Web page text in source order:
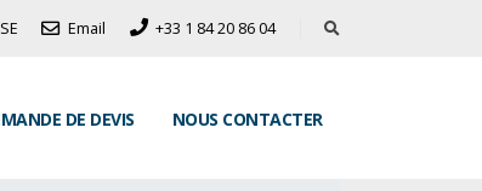
Email +33 1 84 20 86 04
DE DEVIS NOUS CONTACTER